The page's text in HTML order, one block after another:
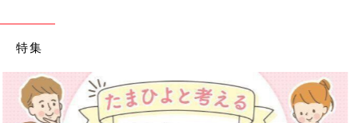
特集
【ワクチン接種できるものも】妊婦の感染症対策、知っておいて！